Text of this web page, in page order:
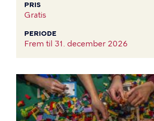
PRIS
Gratis
PERIODE
Frem til 31. december 2026
BILLEDE